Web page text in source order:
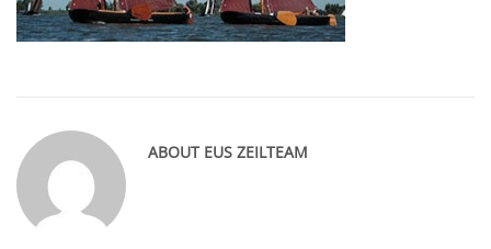
ABOUT EUS ZEILTEAM